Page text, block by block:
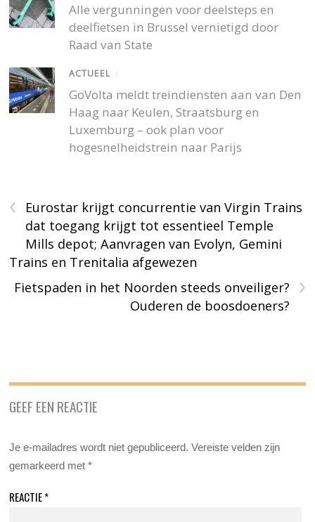
Alle vergunningen voor deelsteps en
deelfietsen in Brussel vernietigd door
Raad van State
ACTUEEL /
GoVolta meldt treindiensten aan van Den
Haag naar Keulen, Straatsburg en
Luxemburg – ook plan voor
hogesnelheidstrein naar Parijs
‹
Eurostar krijgt concurrentie van Virgin Trains
dat toegang krijgt tot essentieel Temple
Mills depot; Aanvragen van Evolyn, Gemini
Trains en Trenitalia afgewezen
›
Fietspaden in het Noorden steeds onveiliger?
Ouderen de boosdoeners?
GEEF EEN REACTIE
Je e-mailadres wordt niet gepubliceerd. Vereiste velden zijn
gemarkeerd met*
REACTIE*